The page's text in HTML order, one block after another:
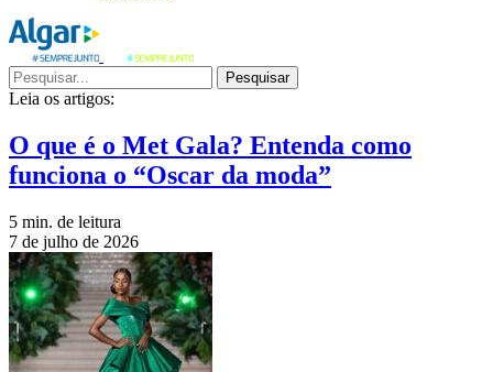
Pesquisar
Leia os artigos:
O que é o Met Gala? Entenda como
funciona o “Oscar da moda”
5 min. de leitura
7 de julho de 2026